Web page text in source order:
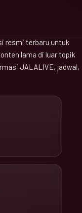
resmi terbaru untuk
lama di luar topik
JALALIVE, jadwal,